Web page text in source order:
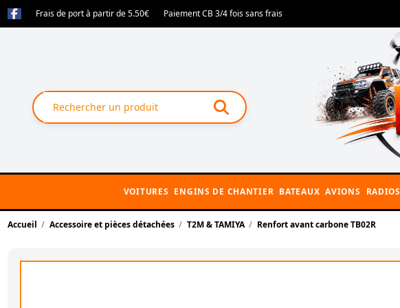
Frais de port à partir de 5.50€ Paiement CB 3/4 fois sans frais
VOITURES ENGINS DE CHANTIER BATEAUX AVIONS RADIOS
Accueil Accessoire et pièces détachées T2M & TAMIYA Renfort avant carbone TB02R